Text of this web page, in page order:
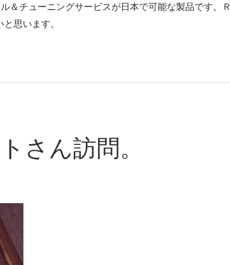
＆チューニングサービスが日本で可能な製品です。Ｒ
思います。
さん訪問。